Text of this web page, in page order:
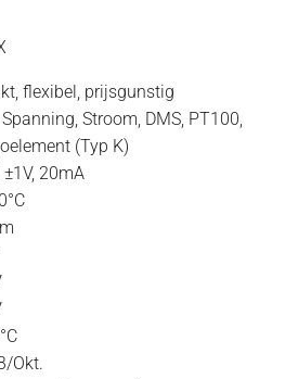
flexibel, prijsgunstig
Stroom, DMS, PT100,
(Typ K)
±1V, 20mA
Okt.